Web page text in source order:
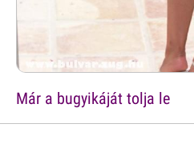
Már a bugyikáját tolja le